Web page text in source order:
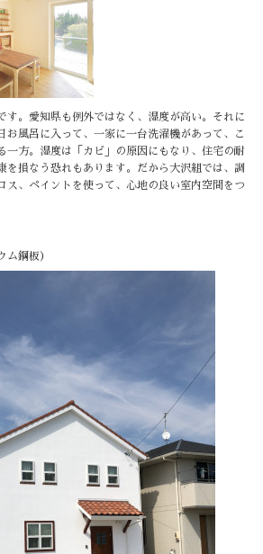
す。愛知県も例外ではなく、湿度が高い。それに
お風呂に入って、一家に一台洗濯機があって、こ
一方。湿度は「カビ」の原因にもなり、住宅の耐
を損なう恐れもあります。だから大沢組では、調
ス、ペイントを使って、心地の良い室内空間をつ
ム鋼板）